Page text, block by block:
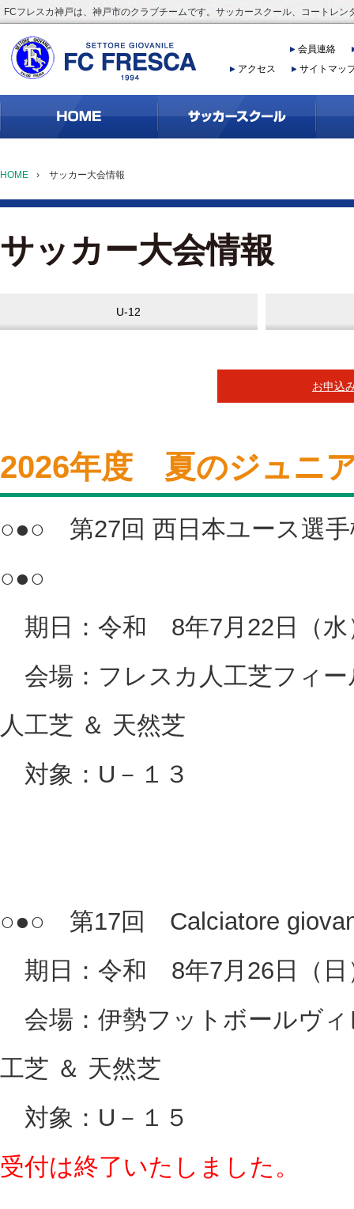
FCフレスカ神戸は、神戸市のクラブチームです。サッカースクール、コートレン
会員連絡
アクセス
サイトマッ
HOME › サッカー大会情報
サッカー大会情報
U-12
お申込
2026年度 夏のジュニ
○●○ 第27回 西日本ユース選
○●○
期日：令和 8年7月22日（水
会場：フレスカ人工芝フィ
人工芝 ＆ 天然芝
対象：U－１３
○●○ 第17回 Calciatore
期日：令和 8年7月26日（日
会場：伊勢フットボールヴ
工芝 ＆ 天然芝
対象：U－１５
受付は終了いたしました。